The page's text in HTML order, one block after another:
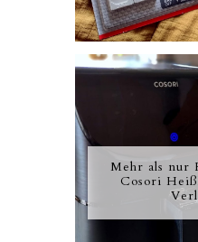
Mehr als
Cosori